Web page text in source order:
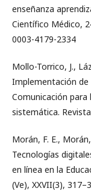
enseñanza
Científico Médico,
0003-4179-2334
Mollo-Torrico, J.,
Implementación
Comunicación para
sistemática.
Morán, F. E.,
Tecnologías
en línea en la
(Ve), XXVII(3),